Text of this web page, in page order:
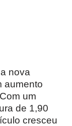
nova
aumento
um
de 1,90
cresceu